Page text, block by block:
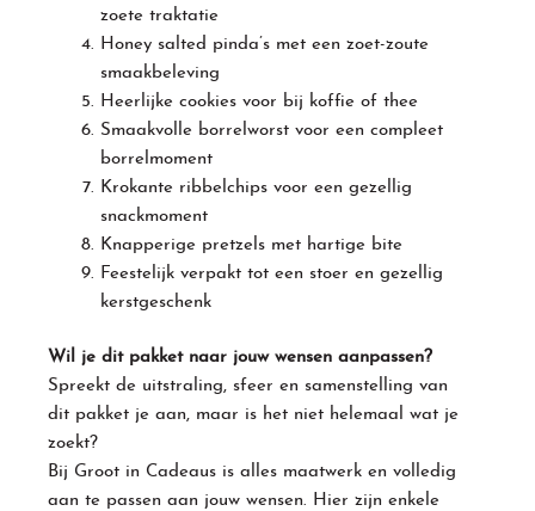
zoete traktatie
Honey salted pinda’s met een zoet-zoute
smaakbeleving
Heerlijke cookies voor bij koffie of thee
Smaakvolle borrelworst voor een compleet
borrelmoment
Krokante ribbelchips voor een gezellig
snackmoment
Knapperige pretzels met hartige bite
Feestelijk verpakt tot een stoer en gezellig
kerstgeschenk
Wil je dit pakket naar jouw wensen aanpassen?
Spreekt de uitstraling, sfeer en samenstelling van
dit pakket je aan, maar is het niet helemaal wat je
zoekt?
Bij Groot in Cadeaus is alles maatwerk en volledig
aan te passen aan jouw wensen. Hier zijn enkele